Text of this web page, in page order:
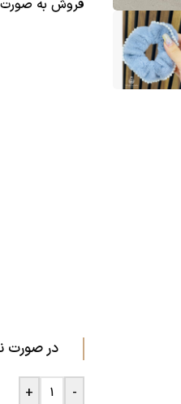
فروش به صورت پک
در صورت
-
+